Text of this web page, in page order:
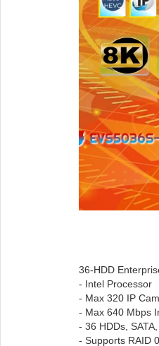
36-HDD
- Intel Processor
- Max 320 IP
- Max 640 Mbps
- 36 HDDs,
- Supports RAID